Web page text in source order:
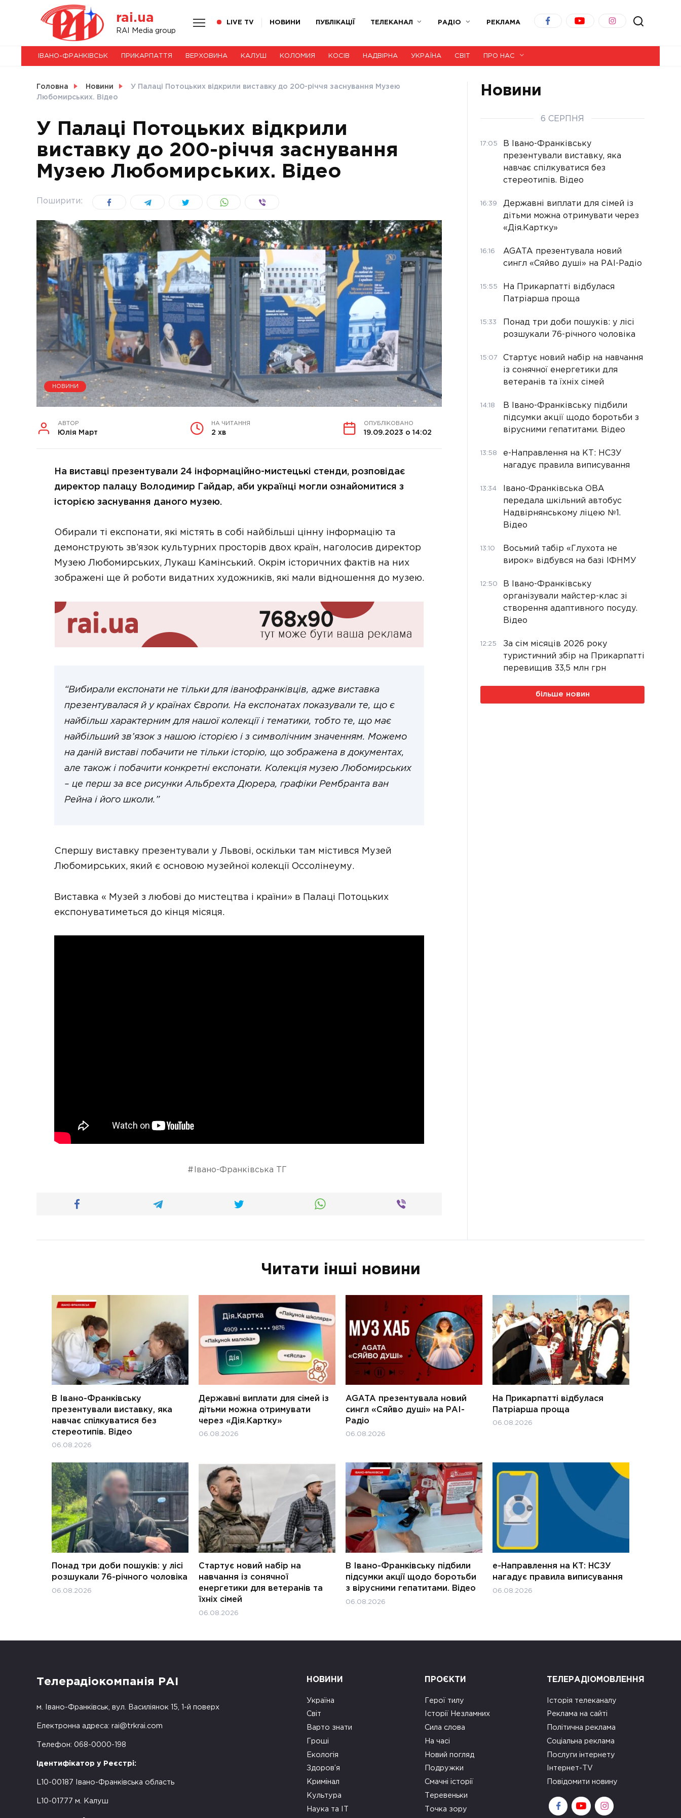
rai.ua
RAI Media group
LIVE TV НОВИНИ ПУБЛІКАЦІЇ ТЕЛЕКАНАЛ РАДІО РЕКЛАМА
НОВИНИ
СВІТ
УКРАЇНА
ІВАНО-ФРАНКІВСЬК ПРИКАРПАТТЯ ВЕРХОВИНА КАЛУШ КОЛОМИЯ КОСІВ НАДВІРНА УКРАЇНА СВІТ ПРО НАС
Головна Новини
У Палаці Потоцьких відкрили виставку до 200-річчя заснування Музею
Любомирських. Відео
У Палаці Потоцьких відкрили
виставку до 200-річчя заснування
Музею Любомирських. Відео
Поширити:
НОВИНИ
АВТОР
Юлія Март
НА ЧИТАННЯ
2 хв
ОПУБЛІКОВАНО
19.09.2023 о 14:02
На виставці презентували 24 інформаційно-мистецькі стенди, розповідає
директор палацу Володимир Гайдар, аби українці могли ознайомитися з
історією заснування даного музею.
Обирали ті експонати, які містять в собі найбільші цінну інформацію та
демонструють зв’язок культурних просторів двох країн, наголосив директор
Музею Любомирських, Лукаш Камінський. Окрім історичних фактів на них
зображені ще й роботи видатних художників, які мали відношення до музею.
“Вибирали експонати не тільки для іванофранківців, адже виставка
презентувалася й у країнах Європи. На експонатах показували те, що є
найбільш характерним для нашої колекції і тематики, тобто те, що має
найбільший зв’язок з нашою історією і з символічним значенням. Можемо
на даній виставі побачити не тільки історію, що зображена в документах,
але також і побачити конкретні експонати. Колекція музею Любомирських
– це перш за все рисунки Альбрехта Дюрера, графіки Рембранта ван
Рейна і його школи.”
Спершу виставку презентували у Львові, оскільки там містився Музей
Любомирських, який є основою музейної колекції Оссолінеуму.
Виставка « Музей з любові до мистецтва і країни» в Палаці Потоцьких
експонуватиметься до кінця місяця.
Івано-Франківська ТГ
Новини
6 СЕРПНЯ
17:05
В Івано-Франківську
презентували виставку, яка
навчає спілкуватися без
стереотипів. Відео
16:39
Державні виплати для сімей із
дітьми можна отримувати через
«Дія.Картку»
16:16
AGATA презентувала новий
сингл «Сяйво душі» на РАІ-Радіо
15:55
На Прикарпатті відбулася
Патріарша проща
15:33
Понад три доби пошуків: у лісі
розшукали 76-річного чоловіка
15:07
Стартує новий набір на навчання
із сонячної енергетики для
ветеранів та їхніх сімей
14:18
В Івано-Франківську підбили
підсумки акції щодо боротьби з
вірусними гепатитами. Відео
13:58
е-Направлення на КТ: НСЗУ
нагадує правила виписування
13:34
Івано-Франківська ОВА
передала шкільний автобус
Надвірнянському ліцею №1.
Відео
13:10
Восьмий табір «Глухота не
вирок» відбувся на базі ІФНМУ
12:50
В Івано-Франківську
організували майстер-клас зі
створення адаптивного посуду.
Відео
12:25
За сім місяців 2026 року
туристичний збір на Прикарпатті
перевищив 33,5 млн грн
більше новин
Читати інші новини
В Івано-Франківську
презентували виставку, яка
навчає спілкуватися без
стереотипів. Відео
06.08.2026
Державні виплати для сімей із
дітьми можна отримувати
через «Дія.Картку»
06.08.2026
AGATA презентувала новий
сингл «Сяйво душі» на РАІ-
Радіо
06.08.2026
На Прикарпатті відбулася
Патріарша проща
06.08.2026
Понад три доби пошуків: у лісі
розшукали 76-річного чоловіка
06.08.2026
Стартує новий набір на
навчання із сонячної
енергетики для ветеранів та
їхніх сімей
06.08.2026
В Івано-Франківську підбили
підсумки акції щодо боротьби
з вірусними гепатитами. Відео
06.08.2026
е-Направлення на КТ: НСЗУ
нагадує правила виписування
06.08.2026
Телерадіокомпанія РАІ
м. Івано-Франківськ, вул. Василіянок 15, 1-й поверх
Електронна адреса: rai@trkrai.com
Телефон: 068-0000-198
Ідентифікатор у Реєстрі:
L10-00187 Івано-Франківська область
L10-01777 м. Калуш
НОВИНИ
Україна
Світ
Варто знати
Гроші
Екологія
Здоров’я
Кримінал
Культура
Наука та ІТ
ПРОЄКТИ
Герої тилу
Історії Незламних
Сила слова
На часі
Новий погляд
Подружки
Смачні історії
Теревеньки
Точка зору
ТЕЛЕРАДІОМОВЛЕННЯ
Історія телеканалу
Реклама на сайті
Політична реклама
Соціальна реклама
Послуги інтернету
Інтернет-TV
Повідомити новину